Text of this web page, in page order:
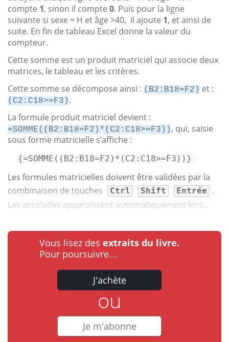
compte 1, sinon il compte 0. Puis pour la ligne
suivante si sexe = H et âge >40, il ajoute 1, et ainsi de
suite. En fin de tableau Excel donne la valeur du
compteur.
Cette somme est un produit matriciel qui associe deux
matrices, le tableau et les critères.
Cette somme se décompose ainsi : (B2:B18=F2) et :
(C2:C18>=F3) .
La formule produit matriciel devient :
=SOMME((B2:B18=F2)*(C2:C18>=F3)) , qui, saisie
sous forme matricielle s’affiche :
{=SOMME (( B2 :B18=F2 )*( C2 :C18>=F3 ))}
Les formules matricielles doivent être validées par la
combinaison de touches
Ctrl Shift Entrée
.
Les accolades apparaissent automatiquement lors...
Vous lisez des extraits du livre.
Pour poursuivre…
J'achète
ou
Je m'abonne